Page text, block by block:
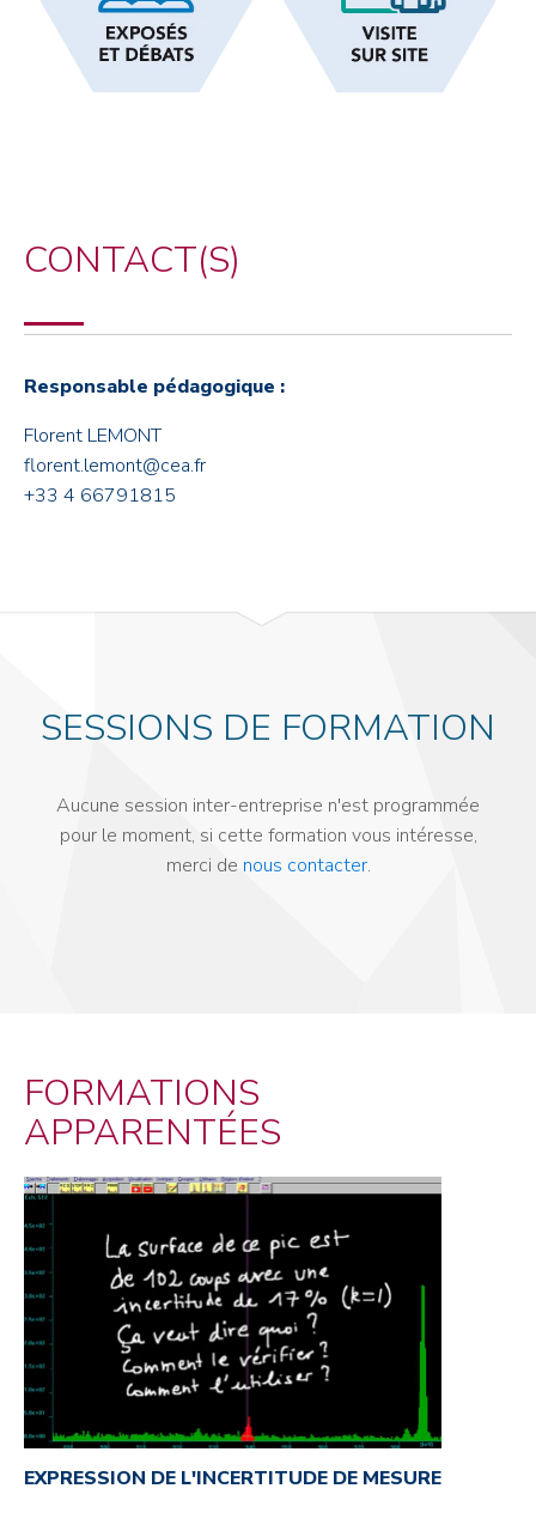
CONTACT(S)
Responsable pédagogique :
Florent LEMONT
florent.lemont@cea.fr
+33 4 66791815
SESSIONS DE FORMATION
Aucune session inter-entreprise n'est programmée
pour le moment, si cette formation vous intéresse,
merci de nous contacter.
FORMATIONS
APPARENTÉES
EXPRESSION DE L'INCERTITUDE DE MESURE